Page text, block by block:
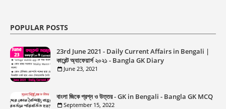
POPULAR POSTS
23rd June 2021 - Daily Current Affairs in Bengali |
কারেন্ট অ্যাফেয়ার্স ২০২১ - Bangla GK Diary
June 23, 2021
বাংলা জিকে প্রশ্ন ও উত্তর - GK in Bengali - Bangla GK MCQ
September 15, 2022